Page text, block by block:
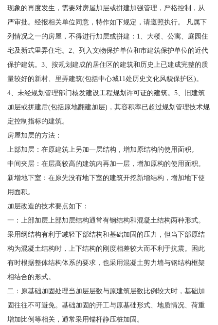
现象的再度发生，需要对房屋加层或拼建加强管理，严格控制，从
严审批。经报相关单位同意，特作如下规定，请遵照执行。 凡属下
列情况之一的房屋，不得进行加层或拼建：1、大楼、公寓、庭园住
宅及新式里弄住宅。2、列入文物保护单位和市建筑保护单位的近代
保护建筑。3、按规划建成的居住区的建筑和历史上已建成完整的质
量较好的新村、里弄建筑(包括中心城11处历史文化风貌保护区)。
4、未经规划管理部门核发建设工程规划许可证的建筑。5、旧建筑
加层或拼建后(包括原地翻建加层)，其容积率已超过规划管理技术规
定控制指标的建筑。
房屋加层的方法：
上部加层：在原建筑上另加一层结构，增加原结构的使用面积。
中间夹层：在层高较高的建筑内再加一层，增加原构的使用面积。
新增地下室：在原先没有地下室的建筑开挖新增结构，增加地下使
用面积。
加层改造的技术要点如下：
一：上部加层上部加层结构通常有钢结构和混凝土结构两种形式。
采用纲结构有利于减轻下部结构和基础加固的压力，但当下部原结
构为混凝土结构时，上下结构的刚度相差较大而不利于抗震。困此
有时根据整体结构体系的要求，也采用混凝土剪力墙与钢结构框架
相结合的形式。
二：原基础加固处理当加层层数与原建筑层数比例较大时，基础加
固往往不可避免。基础加固的开工与原基础形式、地质情况、荷重
增加比例等相关，通常采用锚杆静压桩加固。